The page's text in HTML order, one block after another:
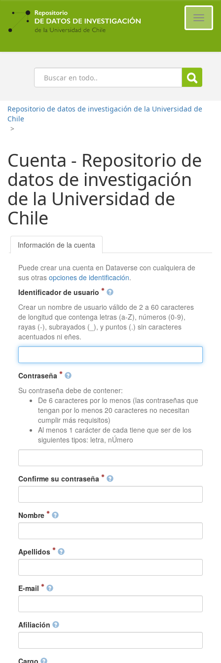
Ir
contenido
principal
Buscar
Repositorio de datos de investigación de la Universidad de
Chile
>
Cuenta - Repositorio de
datos de investigación
de la Universidad de
Chile
Información de la cuenta
Puede crear una cuenta en Dataverse con cualquiera de
sus otrasopciones de identificación.
Identificador de usuario
Crear un nombre de usuario válido de 2 a 60 caracteres
de longitud que contenga letras (a-Z), números (0-9),
rayas (-), subrayados (_), y puntos (.) sin caracteres
acentuados ni eñes.
Contraseña
Su contraseña debe de contener:
De 6 caracteres por lo menos (las contraseñas que
tengan por lo menos 20 caracteres no necesitan
cumplir más requisitos)
Al menos 1 carácter de cada tiene que ser de los
siguientes tipos: letra, nÚmero
Confirme su contraseña
Nombre
Apellidos
E-mail
Afiliación
Cargo